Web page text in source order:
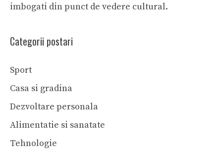
imbogati din punct de vedere cultural.
Categorii postari
Sport
Casa si gradina
Dezvoltare personala
Alimentatie si sanatate
Tehnologie